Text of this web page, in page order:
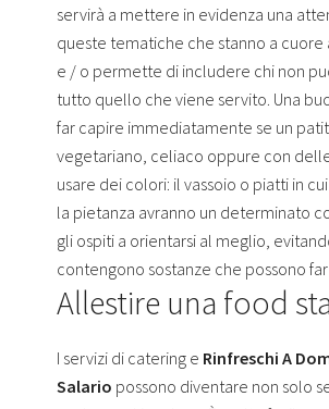
servirà a mettere in evidenza una
queste tematiche che stanno a cuore
e / o permette di includere chi non
tutto quello che viene servito. Una
far capire immediatamente se un
vegetariano, celiaco oppure con
usare dei colori: il vassoio o piatti in
la pietanza avranno un determinato
gli ospiti a orientarsi al meglio,
contengono sostanze che possono
Allestire una food
I servizi di catering e Rinfreschi A
Salario possono diventare non solo